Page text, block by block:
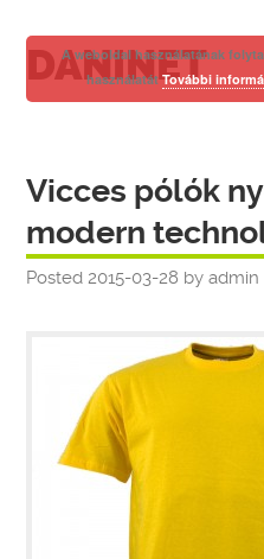
DANINET
Vicces pólók
modern
Posted2015-03-28 byadmin
A weboldal használatának
használatátTovábbi